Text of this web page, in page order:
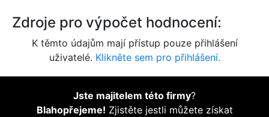
Zdroje pro výpočet hodnocení:
K těmto údajům mají přístup pouze přihlášení
uživatelé. Klikněte sem pro přihlášení.
Jste majitelem této firmy?
Blahopřejeme! Zjistěte jestli můžete získat